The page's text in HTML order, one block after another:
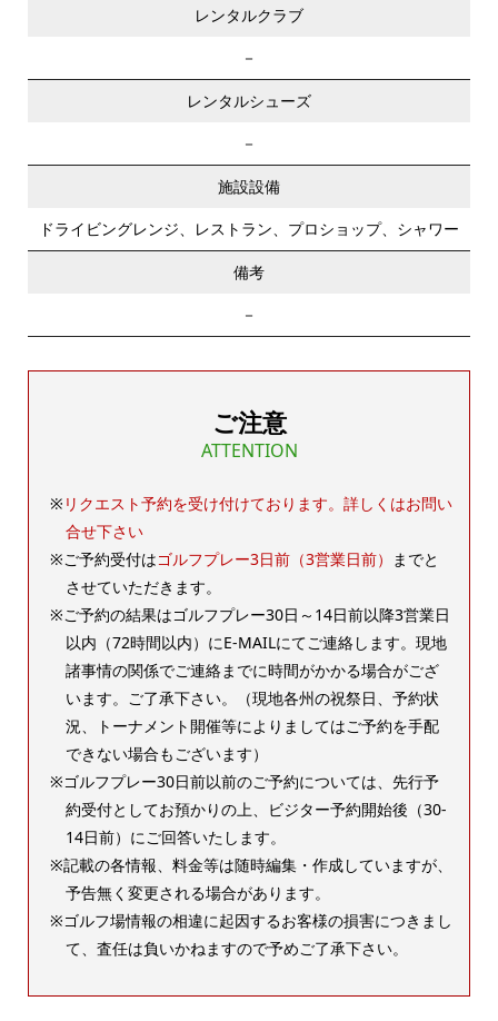
レンタルクラブ
－
レンタルシューズ
－
施設設備
ドライビングレンジ、レストラン、プロショップ、シャワー
備考
－
ご注意
ATTENTION
リクエスト予約を受け付けております。詳しくはお問い
合せ下さい
ご予約受付はゴルフプレー3日前（3営業日前） までと
させていただきます。
ご予約の結果はゴルフプレー30日～14日前以降3営業日
以内（72時間以内）にE-MAILにてご連絡します。現地
諸事情の関係でご連絡までに時間がかかる場合がござ
います。ご了承下さい。（現地各州の祝祭日、予約状
況、トーナメント開催等によりましてはご予約を手配
できない場合もございます）
ゴルフプレー30日前以前のご予約については、先行予
約受付としてお預かりの上、ビジター予約開始後（30-
14日前）にご回答いたします。
記載の各情報、料金等は随時編集・作成していますが、
予告無く変更される場合があります。
ゴルフ場情報の相違に起因するお客様の損害につきまし
て、査任は負いかねますので予めご了承下さい。